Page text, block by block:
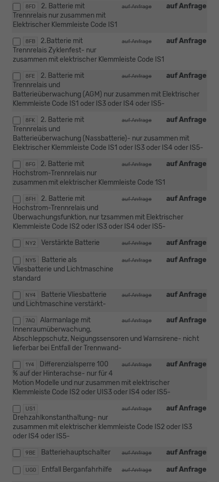
8FD auf Anfrage
auf Anfrage
2. Batterie mit
Trennrelais nur zusammen mit
Elektrischer Klemmleiste Code IS1
8FB auf Anfrage
auf Anfrage
2.Batterie mit
Trennrelais Zyklenfest- nur
zusammen mit elektrischer Klemmleiste Code IS1
8FE auf Anfrage
auf Anfrage
2. Batterie mit
Trennrelais und
Batterieüberwachung (AGM) nur zusammen mit Elektrischer
Klemmleiste Code IS1 oder IS3 oder IS4 oder IS5-
8FK auf Anfrage
auf Anfrage
2. Batterie mit
Trennrelais und
Batterieüberwachung (Nassbatterie)- nur zusammen mit
Elektrischer Klemmleiste Code IS1 oder IS3 oder IS4 oder IS5-
8FG auf Anfrage
auf Anfrage
2. Batterie mit
Hochstrom-Trennrelais nur
zusammen mit elektrischer Klemmleiste Code 1S1
8FH auf Anfrage
auf Anfrage
2. Batterie mit
Hochstrom-Trennrelais und
Überwachungsfunktion, nur tzsammen mit Elektrischer
Klemmleiste Code IS2 oder IS3 oder IS4 oder IS5-
NY2 auf Anfrage
auf Anfrage
Verstärkte Batterie
NY5 auf Anfrage
auf Anfrage
Batterie als
Vliesbatterie und Lichtmaschine
standard
NY4 auf Anfrage
auf Anfrage
Batterie Vliesbatterie
und Lichtmaschine verstärkt-
7AQ auf Anfrage
auf Anfrage
Alarmanlage mit
Innenraumüberwachung,
Abschleppschutz, Neigungssensoren und Warnsirene- nicht
lieferbar bei Entfall der Trennwand-
1Y4 auf Anfrage
auf Anfrage
Differenzialsperre 100
% auf der Hinterachse- nur für 4
Motion Modelle und nur zusammen mit elektrischer
Klemmleiste Code IS2 oder UIS3 oder IS4 oder IS5-
US1 auf Anfrage
auf Anfrage
Drehzahlkonstanthaltung- nur
zusammen mit elektrischer klemmleiste Code IS2 oder IS3
oder IS4 oder IS5-
9BE auf Anfrage
auf Anfrage
Batteriehauptschalter
UG0 auf Anfrage
auf Anfrage
Entfall Berganfahrhilfe